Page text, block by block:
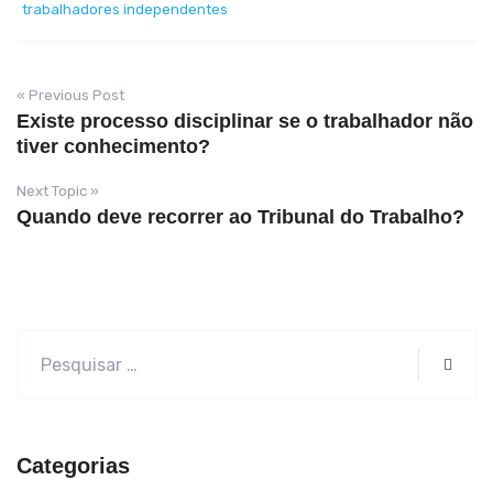
trabalhadores independentes
« Previous Post
Existe processo disciplinar se o trabalhador não
tiver conhecimento?
Next Topic »
Quando deve recorrer ao Tribunal do Trabalho?
Categorias